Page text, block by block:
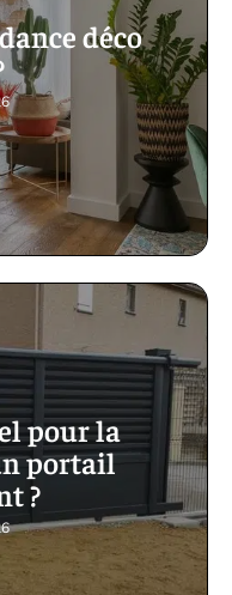
déco
pour la
portail
?